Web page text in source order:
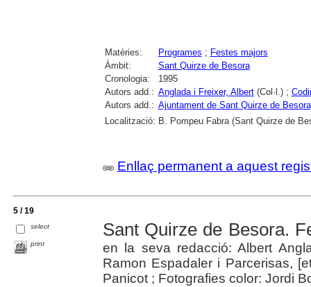
Matèries: Programes ; Festes majors
Àmbit:
Sant Quirze de Besora
Cronologia:
1995
Autors add.: Anglada i Freixer, Albert(Col·l.) ;
Autors add.: Ajuntament de Sant Quirze de Besora
Localització: B. Pompeu Fabra (Sant Quirze de
Enllaç permanent a aquest
5 / 19
select
print
Sant Quirze de Besora.
en la seva redacció: Albert
Ramon Espadaler i Parcerisas,
Panicot ; Fotografies color: Jordi